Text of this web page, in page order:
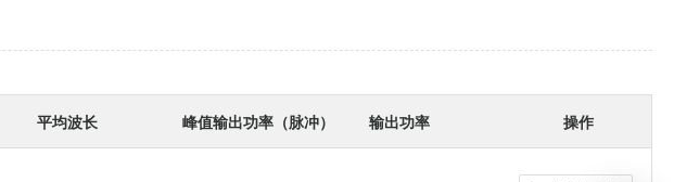
平均波长 峰值输出功率（脉冲） 输出功率 操作